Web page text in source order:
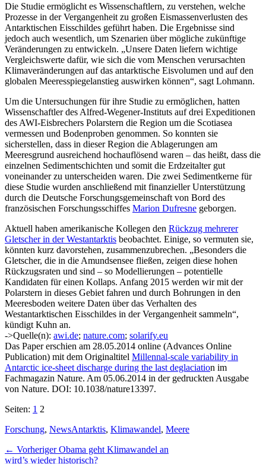
Die Studie ermöglicht es Wissenschaftlern, zu verstehen, welche
Prozesse in der Vergangenheit zu großen Eismassenverlusten des
Antarktischen Eisschildes geführt haben. Die Ergebnisse sind
jedoch auch wesentlich, um Szenarien über mögliche zukünftige
Veränderungen zu entwickeln. „Unsere Daten liefern wichtige
Vergleichswerte dafür, wie sich die vom Menschen verursachten
Klimaveränderungen auf das antarktische Eisvolumen und auf den
globalen Meeresspiegelanstieg auswirken können“, sagt Lohmann.
Um die Untersuchungen für ihre Studie zu ermöglichen, hatten
Wissenschaftler des Alfred-Wegener-Instituts auf drei Expeditionen
des AWI-Eisbrechers Polarstern die Region um die Scotiasea
vermessen und Bodenproben genommen. So konnten sie
sicherstellen, dass in dieser Region die Ablagerungen am
Meeresgrund ausreichend hochauflösend waren – das heißt, dass die
einzelnen Sedimentschichten und somit die Erdzeitalter gut
voneinander zu unterscheiden waren. Die zwei Sedimentkerne für
diese Studie wurden anschließend mit finanzieller Unterstützung
durch die Deutsche Forschungsgemeinschaft von Bord des
französischen Forschungsschiffes Marion Dufresne geborgen.
Aktuell haben amerikanische Kollegen den Rückzug mehrerer
Gletscher in der Westantarktis beobachtet. Einige, so vermuten sie,
könnten kurz davorstehen, zusammenzubrechen. „Besonders die
Gletscher, die in die Amundsensee fließen, zeigen diese hohen
Rückzugsraten und sind – so Modellierungen – potentielle
Kandidaten für einen Kollaps. Anfang 2015 werden wir mit der
Polarstern in dieses Gebiet fahren und durch Bohrungen in den
Meeresboden weitere Daten über das Verhalten des
Westantarktischen Eisschildes in der Vergangenheit sammeln“,
kündigt Kuhn an.
->Quelle(n): awi.de; nature.com; solarify.eu
Das Paper erschien am 28.05.2014 online (Advances Online
Publication) mit dem Originaltitel Millennal-scale variability in
Antarctic ice-sheet discharge during the last deglaciation im
Fachmagazin Nature. Am 05.06.2014 in der gedruckten Ausgabe
von Nature. DOI: 10.1038/nature13397.
Seiten: 1 2
Kategorien
Forschung, NewsSchlagworte
Antarktis, Klimawandel, Meere
Beitragsnavigation
← Vorheriger Vorheriger
Beitrag:
Obama geht Klimawandel an
wird’s wieder historisch?